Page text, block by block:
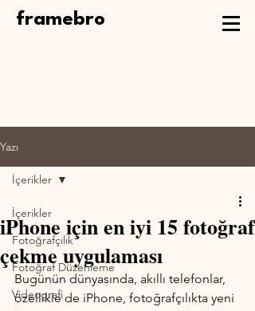
framebro
Yazı
İçerikler
Fotoğrafçılık
Fotoğraf Düzenleme
Videografi
İçerikler
iPhone için en iyi 15 fotoğraf
çekme uygulaması
Bugünün dünyasında, akıllı telefonlar,
özellikle de iPhone, fotoğrafçılıkta yeni